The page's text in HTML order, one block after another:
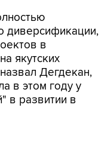
диверсификации,
в
якутских
Дегдекан,
в этом году у
в развитии в